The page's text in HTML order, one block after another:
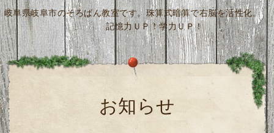
岐阜県岐阜市のそろばん教室です。珠算式暗算で右脳を活性化。
記憶力ＵＰ！学力ＵＰ！
お知らせ